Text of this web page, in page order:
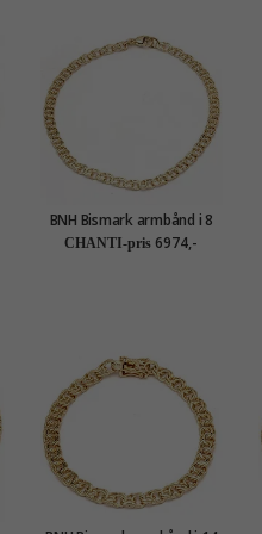
BNH Bismark armbånd i 8
karat 21,0 cm x 3,5 mm
CHANTI-pris 6974,-